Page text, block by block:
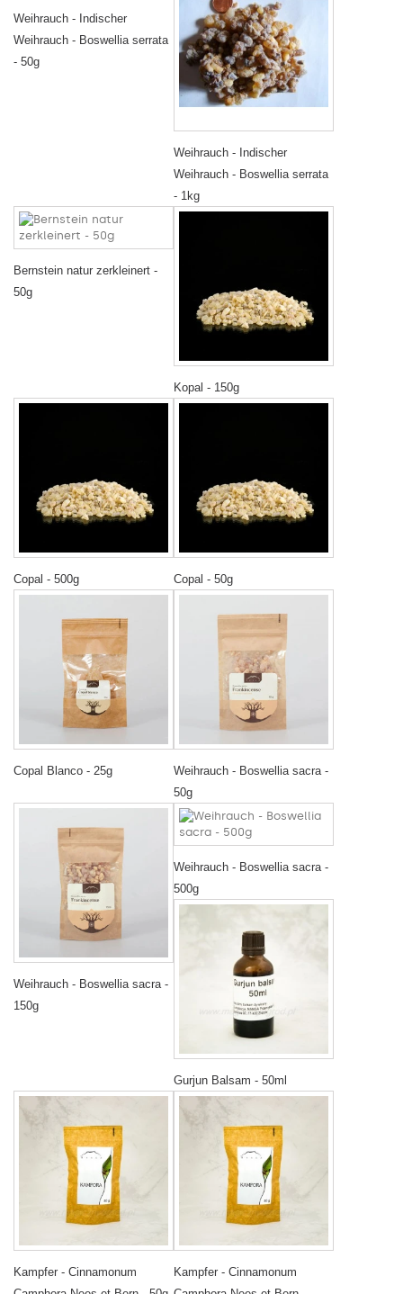
Weihrauch - Indischer
Weihrauch - Boswellia serrata
- 50g
Weihrauch - Indischer
Weihrauch - Boswellia serrata
- 1kg
Bernstein natur zerkleinert -
50g
Kopal - 150g
Copal - 500g Copal - 50g
Copal Blanco - 25g
Weihrauch - Boswellia sacra -
50g
Weihrauch - Boswellia sacra -
150g
Weihrauch - Boswellia sacra -
500g
Gurjun Balsam - 50ml
Kampfer - Cinnamonum
Kampfer - Cinnamonum